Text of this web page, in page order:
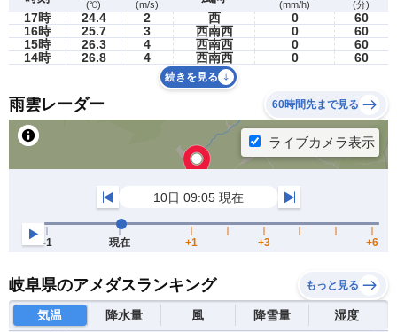
(℃) (m/s) (mm/h) (分)
17時 24.4 2 西 0
60
16時
25.7 3 西南西 0
60
15時
26.3 4 西南西 0
60
14時
26.8 4 西南西 0 60
続きを見る
雨雲レーダー 60時間先まで見る
岐阜県のアメダスランキング もっと見る
気温 降水量 風 降雪量 湿度